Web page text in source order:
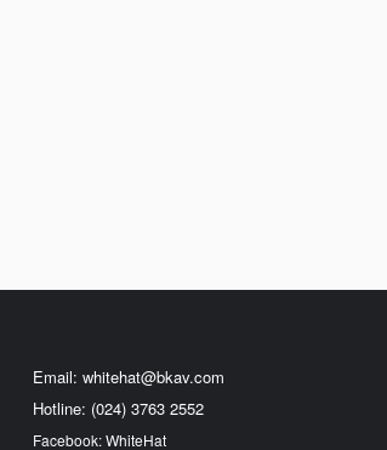
Email: whitehat@bkav.com
Hotline: (024) 3763 2552
Facebook: WhiteHat